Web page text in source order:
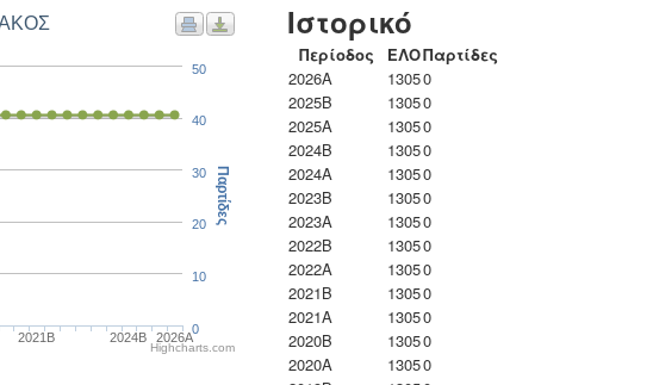
2021B 2024B 2026A
0
10
20
30
40
50
Παρτίδες
Highcharts.com
Ιστορικό
Περίοδος ΕΛΟΠαρτίδες
2026A
13050
2025B
13050
2025A
13050
2024B
13050
2024A
13050
2023B
13050
2023Α
13050
2022B
13050
2022A
13050
2021B
13050
2021A
13050
2020B
13050
2020A
13050